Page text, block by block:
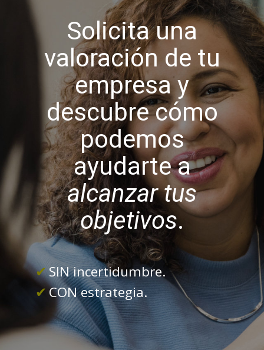
Solicita una
valoración de tu
empresa y
descubre cómo
podemos
ayudarte a
alcanzar tus
objetivos.
SIN incertidumbre.
CON estrategia.